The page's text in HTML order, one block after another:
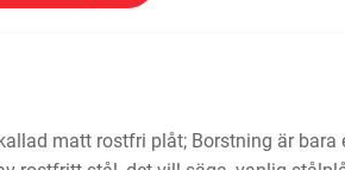
matt rostfri plåt; Borstning är bara